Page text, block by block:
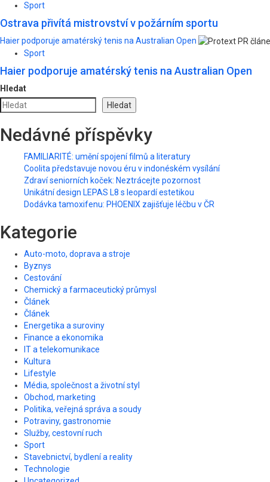
Sport
Ostrava přivítá mistrovství v požárním sportu
Haier podporuje amatérský tenis na Australian Open
Sport
Haier podporuje amatérský tenis na Australian Open
Hledat
Hledat
Nedávné příspěvky
FAMILIARITÉ: umění spojení filmů a literatury
Coolita představuje novou éru v indonéském vysílání
Zdraví seniorních koček: Neztrácejte pozornost
Unikátní design LEPAS L8 s leopardí estetikou
Dodávka tamoxifenu: PHOENIX zajišťuje léčbu v ČR
Kategorie
Auto-moto, doprava a stroje
Byznys
Cestování
Chemický a farmaceutický průmysl
Článek
Článek
Energetika a suroviny
Finance a ekonomika
IT a telekomunikace
Kultura
Lifestyle
Média, společnost a životní styl
Obchod, marketing
Politika, veřejná správa a soudy
Potraviny, gastronomie
Služby, cestovní ruch
Sport
Stavebnictví, bydlení a reality
Technologie